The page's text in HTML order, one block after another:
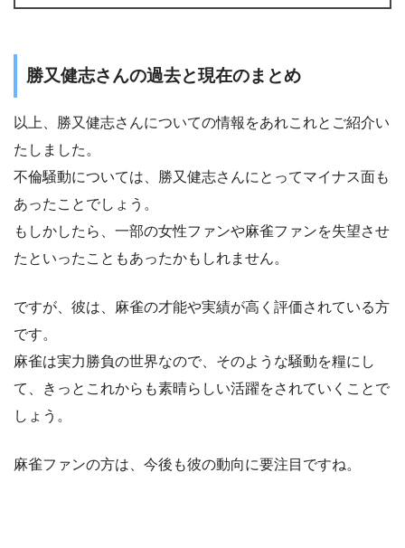
勝又健志さんの過去と現在のまとめ
以上、勝又健志さんについての情報をあれこれとご紹介い
たしました。
不倫騒動については、勝又健志さんにとってマイナス面も
あったことでしょう。
もしかしたら、一部の女性ファンや麻雀ファンを失望させ
たといったこともあったかもしれません。
ですが、彼は、麻雀の才能や実績が高く評価されている方
です。
麻雀は実力勝負の世界なので、そのような騒動を糧にし
て、きっとこれからも素晴らしい活躍をされていくことで
しょう。
麻雀ファンの方は、今後も彼の動向に要注目ですね。